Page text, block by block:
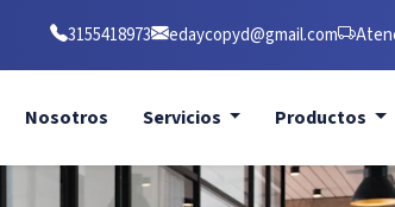
3155418973 edaycopyd@gmail.com
Nosotros Servicios Productos